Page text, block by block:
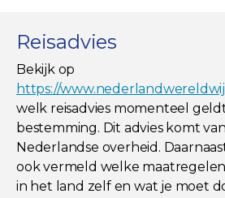
Reisadvies
Bekijk op
https://
welk reisadvies momenteel
bestemming. Dit advies komt
Nederlandse overheid.
ook vermeld welke
in het land zelf en wat je moet